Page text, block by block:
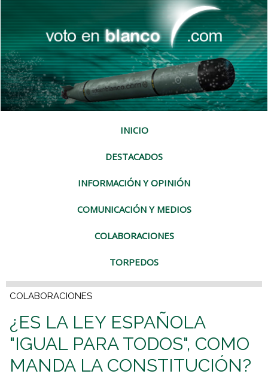
INICIO
DESTACADOS
INFORMACIÓN Y OPINIÓN
COMUNICACIÓN Y MEDIOS
COLABORACIONES
TORPEDOS
COLABORACIONES
¿ES LA LEY ESPAÑOLA
"IGUAL PARA TODOS", COMO
MANDA LA CONSTITUCIÓN?